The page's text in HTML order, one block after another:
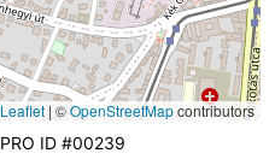
Leaflet | ©OpenStreetMapcontributors
PRO ID #00239